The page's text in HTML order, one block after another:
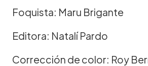
Foquista: Maru Brigante
Editora: Natalí Pardo
Corrección de color: Roy